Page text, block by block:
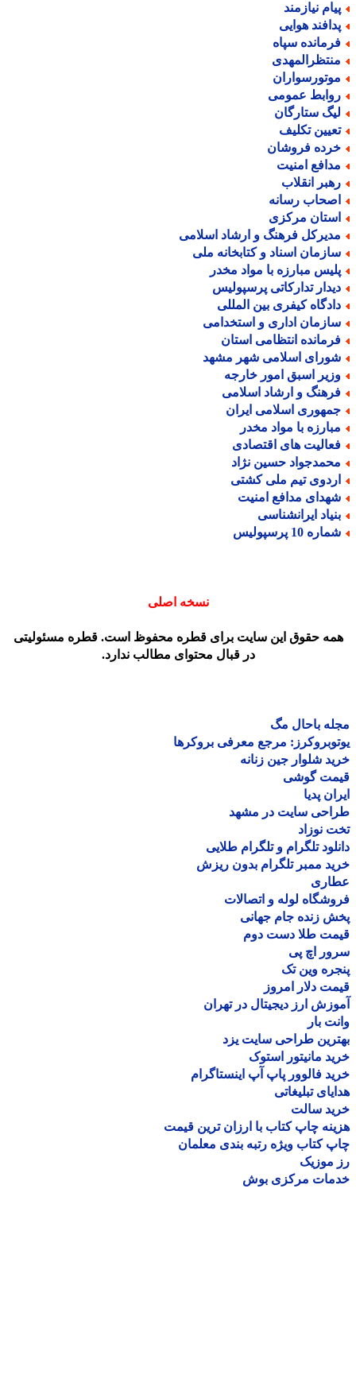
نیازمند
هوایی
سپاه
عمومی
ستارگان
تکلیف
فروشان
امنیت
انقلاب
رسانه
مرکزی
فرهنگ و ارشاد اسلامی
اسناد و کتابخانه ملی
مبارزه با مواد مخدر
تدارکاتی پرسپولیس
کیفری بین المللی
اداری و استخدامی
انتظامی استان
اسلامی شهر مشهد
اسبق امور خارجه
و ارشاد اسلامی
اسلامی ایران
با مواد مخدر
های اقتصادی
حسین نژاد
تیم ملی کشتی
مدافع امنیت
ایرانشناسی
10 پرسپولیس
نسخه اصلی
حقوق این سایت برای قطره محفوظ است. قطره مسئولیتی
در قبال محتوای مطالب ندارد.
باحال مگ
مرجع معرفی بروکرها
شلوار جین زنانه
گوشی
پدیا
سایت در مشهد
نوزاد
تلگرام و تلگرام طلایی
ممبر تلگرام بدون ریزش
لوله و اتصالات
زنده جام جهانی
طلا دست دوم
اچ پی
وین تک
دلار امروز
ارز دیجیتال در تهران
بار
طراحی سایت یزد
مانیتور استوک
فالوور پاپ آپ اینستاگرام
تبلیغاتی
سالت
چاپ کتاب با ارزان ترین قیمت
کتاب ویژه رتبه بندی معلمان
موزیک
مرکزی بوش